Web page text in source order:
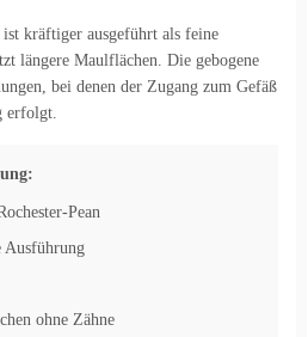
kräftiger ausgeführt als feine
längere Maulflächen. Die gebogene
bei denen der Zugang zum Gefäß
erfolgt.
Pean
Ausführung
ohne Zähne